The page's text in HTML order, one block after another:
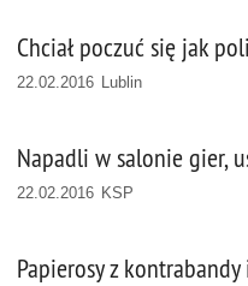
Chciał poczuć się jak
22.02.2016 Lublin
Napadli w salonie gier,
22.02.2016 KSP
Papierosy z